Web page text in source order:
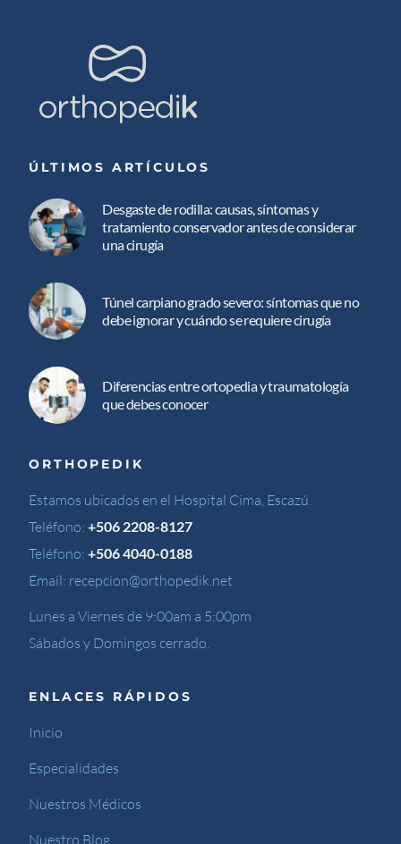
ÚLTIMOS ARTÍCULOS
Desgaste de rodilla: causas, síntomas y
tratamiento conservador antes de considerar
una cirugía
Túnel carpiano grado severo: síntomas que no
debe ignorar y cuándo se requiere cirugía
Diferencias entre ortopedia y traumatología
que debes conocer
ORTHOPEDIK
Estamos ubicados en el Hospital Cima, Escazú.
Teléfono:+506 2208-8127
Teléfono:+506 4040-0188
Email: recepcion@orthopedik.net
Lunes a Viernes de 9:00am a 5:00pm
Sábados y Domingos cerrado.
ENLACES RÁPIDOS
Inicio
Especialidades
Nuestros Médicos
Nuestro Blog